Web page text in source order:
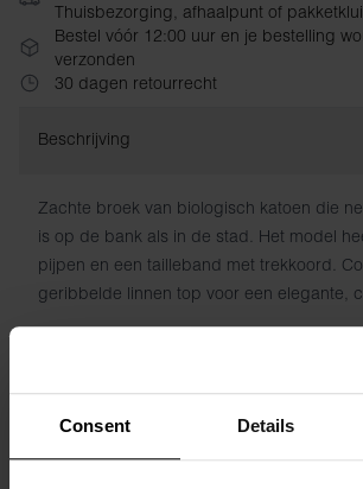
Consent Details
Thuisbezorging, afhaalpunt of
Bestel vóór 12:00 uur en je bestelling
verzonden
30 dagen retourrecht
Beschrijving
Zachte broek van biologisch katoen die
is op de bank als in de stad. Het model
pijpen en een tailleband met trekkoord.
geribbelde linnen top voor een elegante,